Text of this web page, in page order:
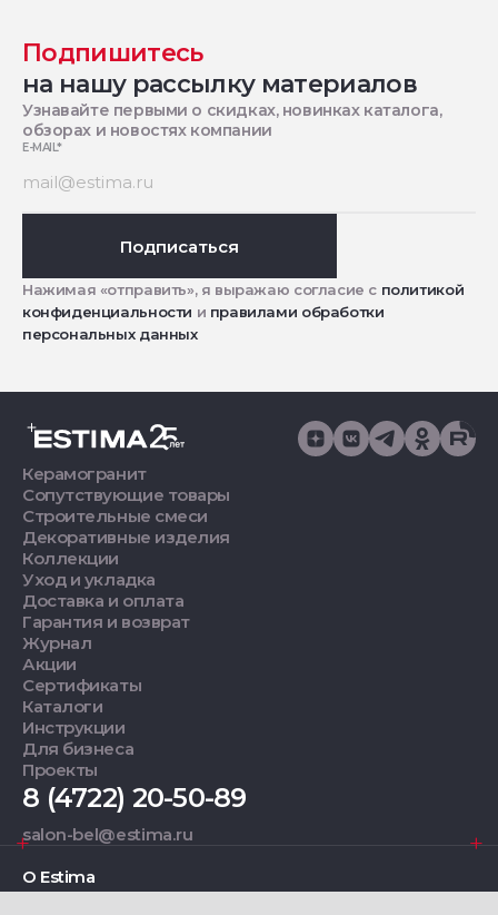
Подпишитесь
на нашу рассылку материалов
Узнавайте первыми о скидках, новинках каталога,
обзорах и новостях компании
E-MAIL*
Подписаться
Нажимая «отправить», я выражаю согласие с политикой
конфиденциальности и правилами обработки
персональных данных
Керамогранит
Сопутствующие товары
Строительные смеси
Декоративные изделия
Коллекции
Уход и укладка
Доставка и оплата
Гарантия и возврат
Журнал
Акции
Сертификаты
Каталоги
Инструкции
Для бизнеса
Проекты
8 (4722) 20-50-89
salon-bel@estima.ru
О Estima